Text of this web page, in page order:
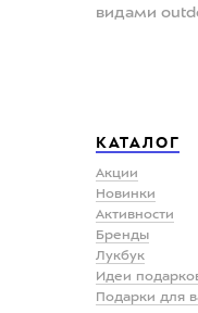
видами
КАТАЛОГ
Акции
Новинки
Активности
Бренды
Лукбук
Идеи
Подарки для